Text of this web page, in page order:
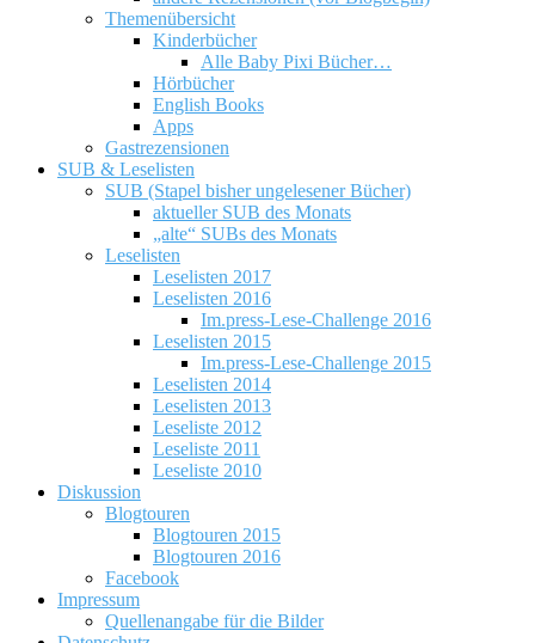
Themenübersicht
Kinderbücher
Alle Baby Pixi Bücher…
Hörbücher
English Books
Apps
Gastrezensionen
SUB & Leselisten
SUB (Stapel bisher ungelesener Bücher)
aktueller SUB des Monats
„alte“ SUBs des Monats
Leselisten
Leselisten 2017
Leselisten 2016
Im.press-Lese-Challenge 2016
Leselisten 2015
Im.press-Lese-Challenge 2015
Leselisten 2014
Leselisten 2013
Leseliste 2012
Leseliste 2011
Leseliste 2010
Diskussion
Blogtouren
Blogtouren 2015
Blogtouren 2016
Facebook
Impressum
Quellenangabe für die Bilder